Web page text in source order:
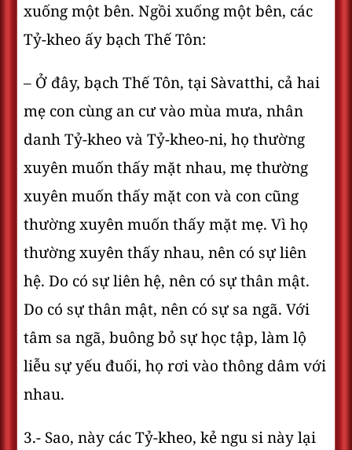
xuống một bên. Ngồi xuống một bên, các
Tỷ-kheo ấy bạch Thế Tôn:
– Ở đây, bạch Thế Tôn, tại Sàvatthi, cả hai
mẹ con cùng an cư vào mùa mưa, nhân
danh Tỷ-kheo và Tỷ-kheo-ni, họ thường
xuyên muốn thấy mặt nhau, mẹ thường
xuyên muốn thấy mặt con và con cũng
thường xuyên muốn thấy mặt mẹ. Vì họ
thường xuyên thấy nhau, nên có sự liên
hệ. Do có sự liên hệ, nên có sự thân mật.
Do có sự thân mật, nên có sự sa ngã. Với
tâm sa ngã, buông bỏ sự học tập, làm lộ
liễu sự yếu đuối, họ rơi vào thông dâm với
nhau.
3.- Sao, này các Tỷ-kheo, kẻ ngu si này lại